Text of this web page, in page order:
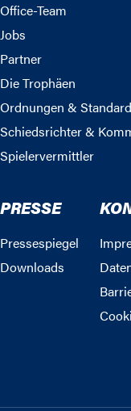
Office-Team
Jobs
Partner
Die Trophäen
Ordnungen &
Schiedsrichter &
Spielervermittler
PRESSE
Pressespiegel
Downloads